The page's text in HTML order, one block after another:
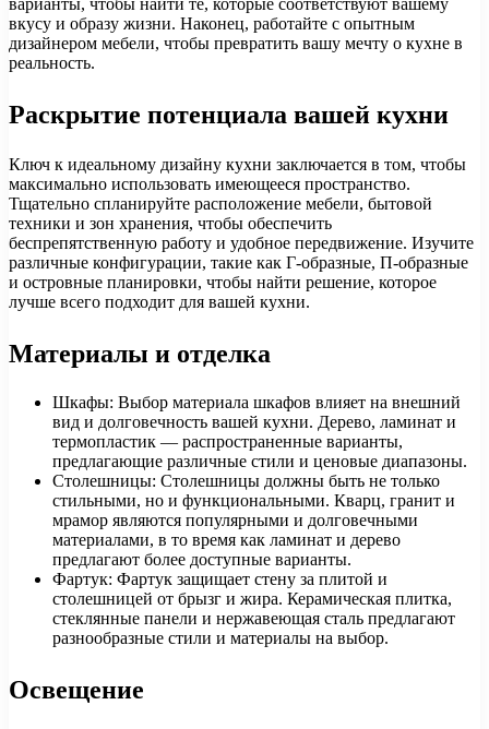
вкусу и образу жизни. Наконец, работайте с опытным
дизайнером мебели, чтобы превратить вашу мечту о кухне в
реальность.
Раскрытие потенциала вашей кухни
Ключ к идеальному дизайну кухни заключается в том, чтобы
максимально использовать имеющееся пространство.
Тщательно спланируйте расположение мебели, бытовой
техники и зон хранения, чтобы обеспечить
беспрепятственную работу и удобное передвижение. Изучите
различные конфигурации, такие как Г-образные, П-образные
и островные планировки, чтобы найти решение, которое
лучше всего подходит для вашей кухни.
Материалы и отделка
Шкафы: Выбор материала шкафов влияет на внешний
вид и долговечность вашей кухни. Дерево, ламинат и
термопластик — распространенные варианты,
предлагающие различные стили и ценовые диапазоны.
Столешницы: Столешницы должны быть не только
стильными, но и функциональными. Кварц, гранит и
мрамор являются популярными и долговечными
материалами, в то время как ламинат и дерево
предлагают более доступные варианты.
Фартук: Фартук защищает стену за плитой и
столешницей от брызг и жира. Керамическая плитка,
стеклянные панели и нержавеющая сталь предлагают
разнообразные стили и материалы на выбор.
Освещение